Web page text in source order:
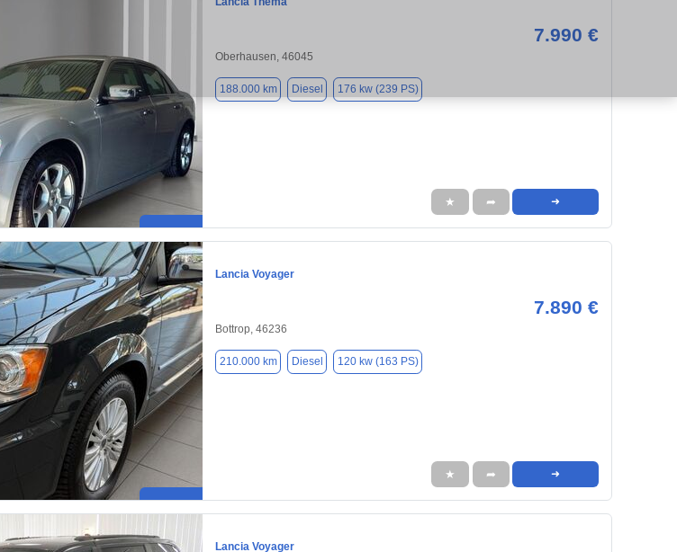
7.990 €
Oberhausen, 46045
188.000 km Diesel 176 kw (239 PS)
★ ➦ ➜
Lancia Voyager
7.890 €
Bottrop, 46236
210.000 km Diesel 120 kw (163 PS)
★ ➦ ➜
Lancia Voyager